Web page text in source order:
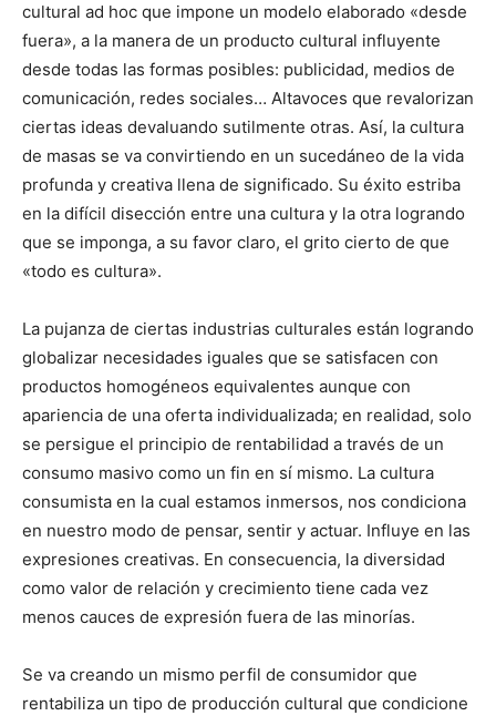
cultural ad hoc que impone un modelo elaborado «desde
fuera», a la manera de un producto cultural influyente
desde todas las formas posibles: publicidad, medios de
comunicación, redes sociales… Altavoces que revalorizan
ciertas ideas devaluando sutilmente otras. Así, la cultura
de masas se va convirtiendo en un sucedáneo de la vida
profunda y creativa llena de significado. Su éxito estriba
en la difícil disección entre una cultura y la otra logrando
que se imponga, a su favor claro, el grito cierto de que
«todo es cultura».
La pujanza de ciertas industrias culturales están logrando
globalizar necesidades iguales que se satisfacen con
productos homogéneos equivalentes aunque con
apariencia de una oferta individualizada; en realidad, solo
se persigue el principio de rentabilidad a través de un
consumo masivo como un fin en sí mismo. La cultura
consumista en la cual estamos inmersos, nos condiciona
en nuestro modo de pensar, sentir y actuar. Influye en las
expresiones creativas. En consecuencia, la diversidad
como valor de relación y crecimiento tiene cada vez
menos cauces de expresión fuera de las minorías.
Se va creando un mismo perfil de consumidor que
rentabiliza un tipo de producción cultural que condicione